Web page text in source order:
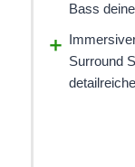
Bass
Surround